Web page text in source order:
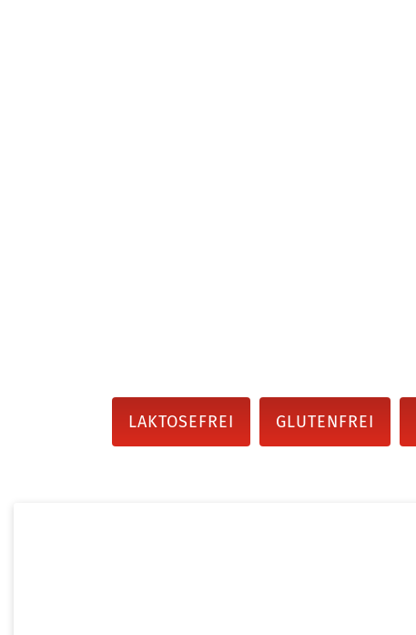
LAKTOSEFREI GLUTENFREI